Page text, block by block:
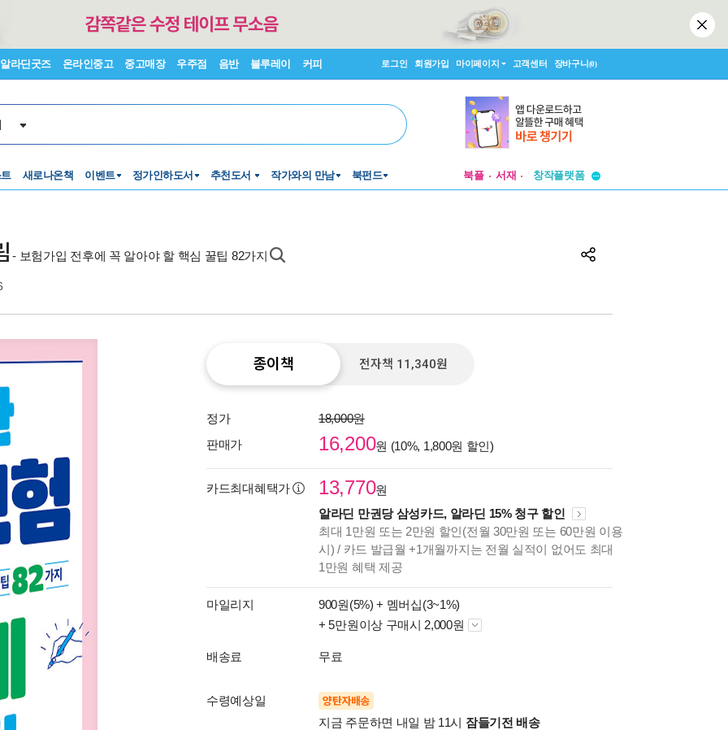
알라딘굿즈 온라인중고 중고매장 우주점 음반 블루레이 커피 로그인 회원가입 마이페이지 고객센터 장바구니(0)
새로나온책 이벤트 정가인하도서 추천도서 작가와의 만남 북펀드 북플 서재
창작플랫폼
- 보험가입 전후에 꼭 알아야 할 핵심 꿀팁 82가지
종이책 전자책 11,340원
정가
18,000원
판매가
16,200원 (10%, 1,800원 할인)
카드최대혜택가 13,770원
알라딘 만권당 삼성카드, 알라딘 15% 청구 할인
최대 1만원 또는 2만원 할인(전월 30만원 또는 60만원 이용
시) / 카드 발급월 +1개월까지는 전월 실적이 없어도 최대
1만원 혜택 제공
마일리지 900원(5%) + 멤버십(3~1%)
+ 5만원이상 구매시 2,000원
배송료 무료
수령예상일 양탄자배송
지금 주문하면 내일 밤 11시 잠들기전 배송